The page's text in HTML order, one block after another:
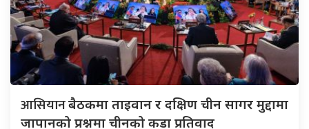
आसियानबैठकमा ताइवान र दक्षिण चीन सागर मुद्दामा
जापानको प्रश्नमा चीनको कडा प्रतिवाद